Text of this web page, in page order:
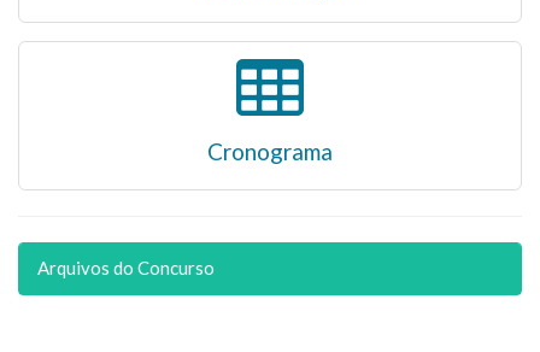
Cronograma
Arquivos do Concurso